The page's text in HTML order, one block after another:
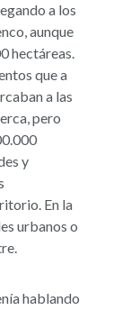
a los
aunque
hectáreas.
que a
a las
pero
y
En la
urbanos o
hablando